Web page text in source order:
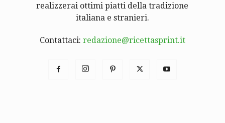
realizzerai ottimi piatti della tradizione
italiana e stranieri.
Contattaci: redazione@ricettasprint.it